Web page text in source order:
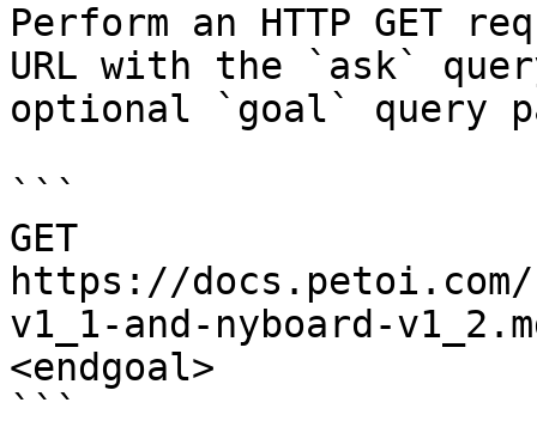
Perform an HTTP GET
URL with the `ask`
optional `goal` query
```
GET
https://docs.petoi.com/
v1_1-and-nyboard-
<endgoal>
```